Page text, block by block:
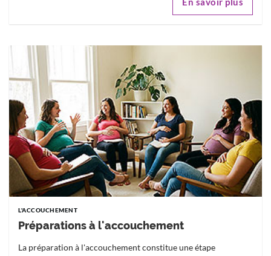
L'ACCOUCHEMENT
Préparations à l'accouchement
La préparation à l'accouchement constitue une étape